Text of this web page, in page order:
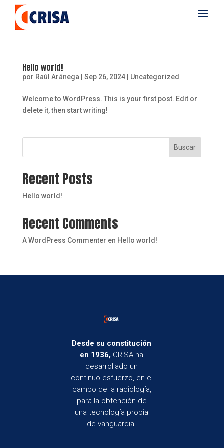
Hello world!
por Raúl Aránega Sep 26, 2024| Uncategorized
Welcome to WordPress. This is your first post. Edit or
delete it, then start writing!
Buscar
Recent Posts
Hello world!
Recent Comments
A WordPress Commenter en Hello world!
Desde su constitución
en 1936, CRISA ha
desarrollado un
continuo esfuerzo, en el
campo de la radiología,
para la obtención de
una tecnología propia
de vanguardia.